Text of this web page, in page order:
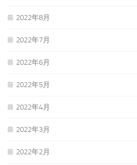
2022年8月
2022年7月
2022年6月
2022年5月
2022年4月
2022年3月
2022年2月